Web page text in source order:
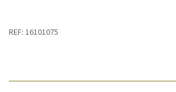
REF: 16101075